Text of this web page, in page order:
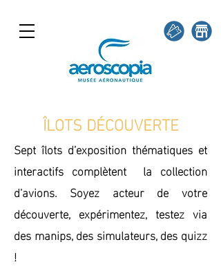
ÎLOTS DÉCOUVERTE
Sept îlots d’exposition thématiques et
interactifs complètent la collection
d'avions. Soyez acteur de votre
découverte, expérimentez, testez via
des manips, des simulateurs, des quizz
!